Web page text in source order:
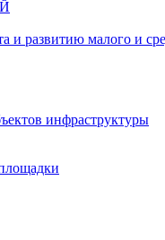
развитию малого и
инфраструктуры